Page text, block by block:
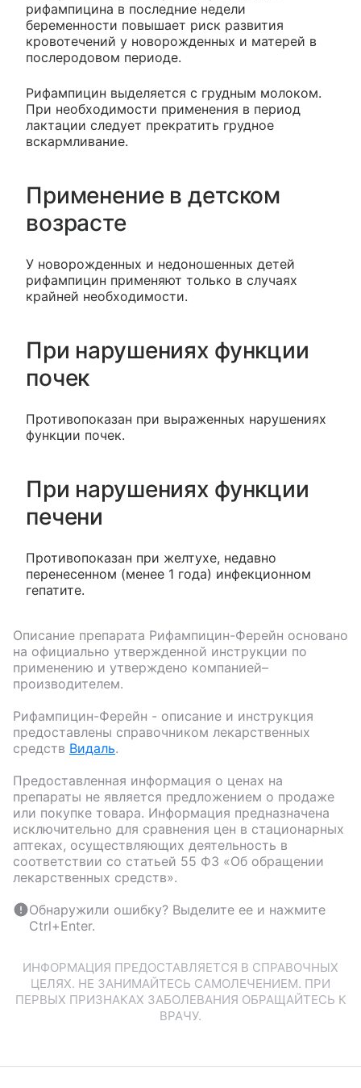
рифампицина в последние недели
беременности повышает риск развития
кровотечений у новорожденных и матерей в
послеродовом периоде.
Рифампицин выделяется с грудным молоком.
При необходимости применения в период
лактации следует прекратить грудное
вскармливание.
Применение в детском
возрасте
У новорожденных и недоношенных детей
рифампицин применяют только в случаях
крайней необходимости.
При нарушениях функции
почек
Противопоказан при выраженных нарушениях
функции почек.
При нарушениях функции
печени
Противопоказан при желтухе, недавно
перенесенном (менее 1 года) инфекционном
гепатите.
Описание препарата Рифампицин-Ферейн основано
на официально утвержденной инструкции по
применению и утверждено компанией–
производителем.
Рифампицин-Ферейн - описание и инструкция
предоставлены справочником лекарственных
средств Видаль.
Предоставленная информация о ценах на
препараты не является предложением о продаже
или покупке товара. Информация предназначена
исключительно для сравнения цен в стационарных
аптеках, осуществляющих деятельность в
соответствии со статьей 55 ФЗ «Об обращении
лекарственных средств».
Обнаружили ошибку? Выделите ее и нажмите
Ctrl+Enter.
ИНФОРМАЦИЯ ПРЕДОСТАВЛЯЕТСЯ В СПРАВОЧНЫХ
ЦЕЛЯХ. НЕ ЗАНИМАЙТЕСЬ САМОЛЕЧЕНИЕМ. ПРИ
ПЕРВЫХ ПРИЗНАКАХ ЗАБОЛЕВАНИЯ ОБРАЩАЙТЕСЬ К
ВРАЧУ.